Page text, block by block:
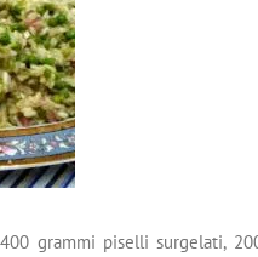
grammi piselli surgelati,